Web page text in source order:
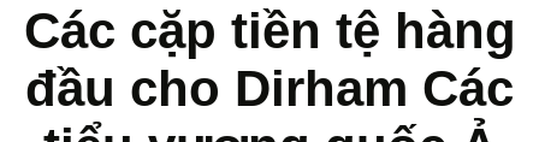
Các cặp tiền tệ hàng
đầu cho Dirham Các